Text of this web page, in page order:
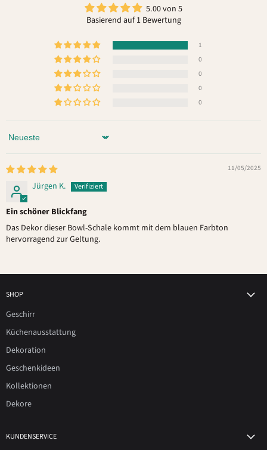
5.00 von 5
Basierend auf 1 Bewertung
1
0
0
0
0
Sort by
11/05/2025
Jürgen K.
Ein schöner Blickfang
Das Dekor dieser Bowl-Schale kommt mit dem blauen Farbton
hervorragend zur Geltung.
SHOP
Geschirr
Küchenausstattung
Dekoration
Geschenkideen
Kollektionen
Dekore
KUNDENSERVICE